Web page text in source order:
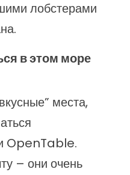
лобстерами
в этом море
места,
OpenTable.
– они очень